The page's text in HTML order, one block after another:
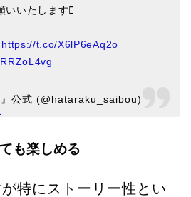
いいたします
https://t.co/X6lP6eAq2o
公式 (@hataraku_saibou)
も楽しめる
特にストーリー性とい